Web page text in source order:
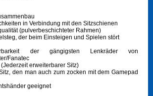
in Verbindung mit den Sitzschienen
(pulverbeschichteter Rahmen)
der beim Einsteigen und Spielen stört
der gängigsten Lenkräder von
Fanatec
erweiterbarer Sitz)
den man auch zum zocken mit dem Gamepad
geeignet